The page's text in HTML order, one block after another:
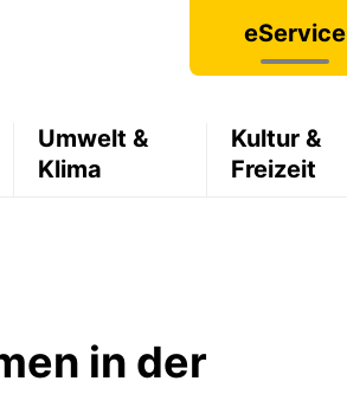
eService
Umwelt &
Klima
Kultur &
Freizeit
in der